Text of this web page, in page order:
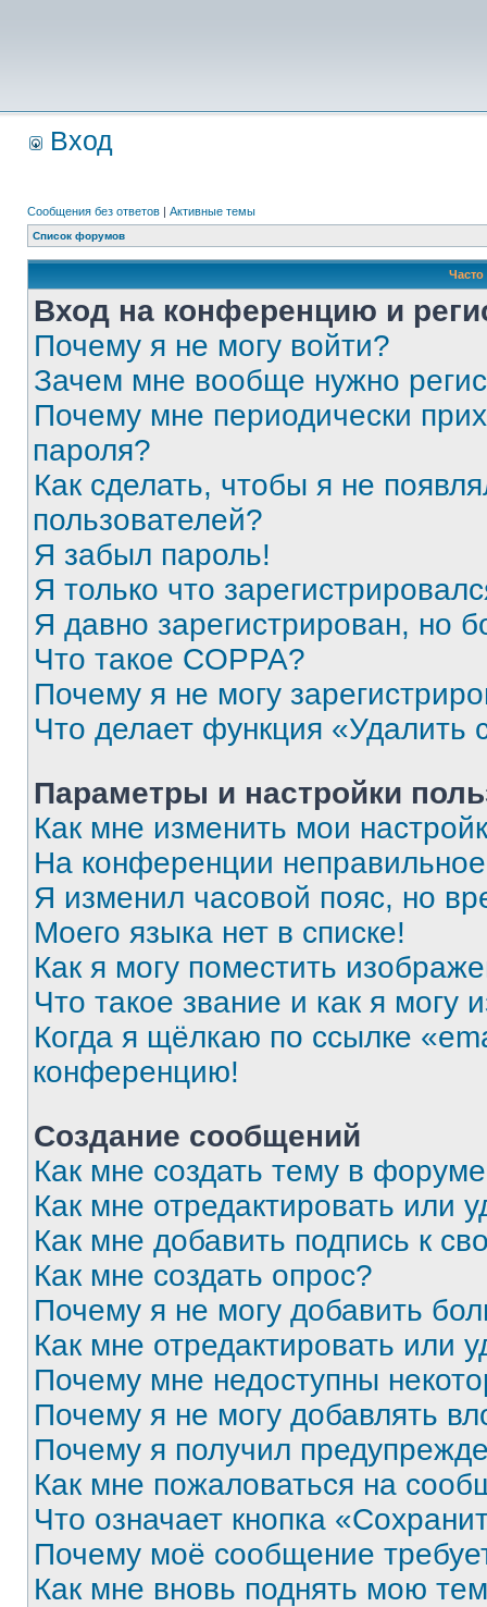
Вход
Сообщения без ответов | Активные темы
Список форумов
Вход на конференцию и
Почему я не могу войти?
Зачем мне вообще нужно
Почему мне периодически
пароля?
Как сделать, чтобы я не
пользователей?
Я забыл пароль!
Я только что
Я давно зарегистрирован, но
Что такое COPPA?
Почему я не могу
Что делает функция «Удалить
Параметры и настройки
Как мне изменить мои
На конференции
Я изменил часовой пояс, но
Моего языка нет в списке!
Как я могу поместить
Что такое звание и как я могу
Когда я щёлкаю по ссылке
конференцию!
Создание сообщений
Как мне создать тему в
Как мне отредактировать или
Как мне добавить подпись к
Как мне создать опрос?
Почему я не могу добавить
Как мне отредактировать или
Почему мне недоступны
Почему я не могу добавлять
Почему я получил
Как мне пожаловаться на
Что означает кнопка
Почему моё сообщение
Как мне вновь поднять мою